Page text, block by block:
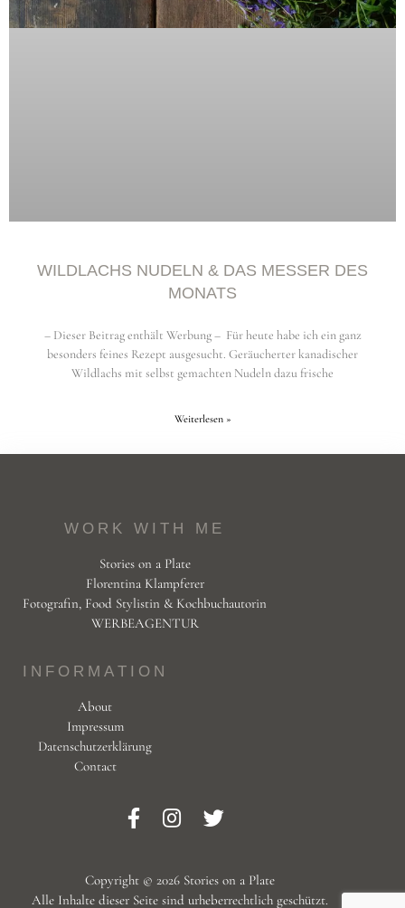
WILDLACHS NUDELN & DAS MESSER DES
MONATS
– Dieser Beitrag enthält Werbung – Für heute habe ich ein ganz
besonders feines Rezept ausgesucht. Geräucherter kanadischer
Wildlachs mit selbst gemachten Nudeln dazu frische
Weiterlesen »
WORK WITH ME
Stories on a Plate
Florentina Klampferer
Fotografin, Food Stylistin & Kochbuchautorin
WERBEAGENTUR
INFORMATION
About
Impressum
Datenschutzerklärung
Contact
Copyright © 2026 Stories on a Plate
Alle Inhalte dieser Seite sind urheberrechtlich geschützt.